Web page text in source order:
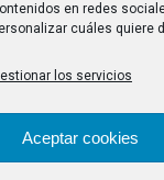
en redes
cuáles quiere
los servicios
Aceptar cookies